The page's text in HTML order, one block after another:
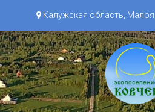
Калужская область,